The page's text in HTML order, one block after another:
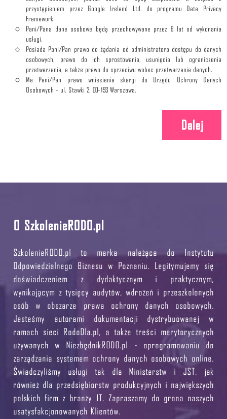
przystąpieniem przez Google Ireland Ltd. do programu Data Privacy
Framework.
Pani/Pana dane osobowe będą przechowywane przez 6 lat od wykonania
usługi.
Posiada Pani/Pan prawo do żądania od administratora dostępu do danych
osobowych, prawo do ich sprostowania, usunięcia lub ograniczenia
przetwarzania, a także prawo do sprzeciwu wobec przetwarzania danych.
Ma Pani/Pan prawo wniesienia skargi do Urzędu Ochrony Danych
Osobowych - ul. Stawki 2, 00-193 Warszawa.
Dalej
O SzkolenieRODO.pl
SzkolenieRODO.pl to marka należąca do Instytutu
Odpowiedzialnego Biznesu w Poznaniu. Legitymujemy się
doświadczeniem z dydaktycznym i praktycznym,
wynikającym z tysięcy audytów, wdrożeń i przeszkolonych
osób w obszarze prawa ochrony danych osobowych.
Jesteśmy autorami dokumentacji dystrybuowanej w
ramach sieci RodoDla.pl, a także treści merytorycznych
używanych w NiezbędnikRODO.pl - oprogramowaniu do
zarządzania systemem ochrony danych osobowych online.
Świadczyliśmy usługi tak dla Ministerstw i JST, jak
również dla przedsiębiorstw produkcyjnych i największych
polskich firm z branży IT. Zapraszamy do grona naszych
usatysfakcjonowanych Klientów.